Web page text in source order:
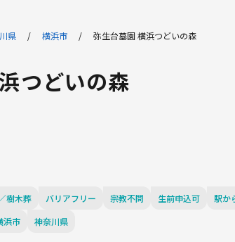
県 横浜市 弥生台墓園 横浜つどいの森
つどいの森
樹木葬 バリアフリー 宗教不問 生前申込可
駅か
浜市 神奈川県